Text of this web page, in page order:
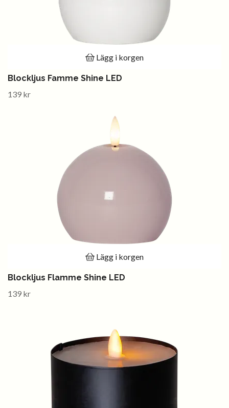
Lägg i korgen
Blockljus Famme Shine LED
139 kr
Lägg i korgen
Blockljus Flamme Shine LED
139 kr